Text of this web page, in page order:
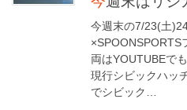
今週末の7/23(土
×SPOONSPORTS
両はYOUTUBEで
現行シビックハッ
でシビック…